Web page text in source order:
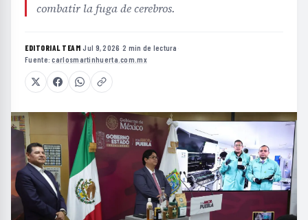
combatir la fuga de cerebros.
EDITORIAL TEAM·Jul 9, 2026 ·2 min de lectura ·
Fuente:carlosmartinhuerta.com.mx